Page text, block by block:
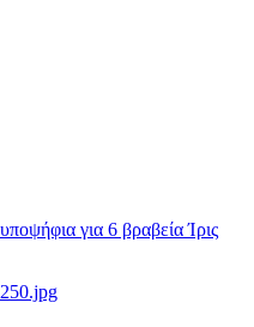
για 6 βραβεία Ίρις